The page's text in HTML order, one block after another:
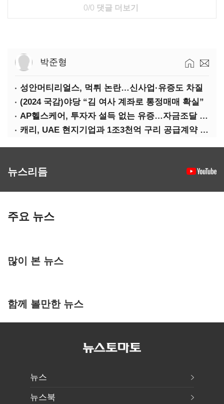
0/0 댓글 더보기
박준형
성안머티리얼스, 먹튀 논란…신사업·유증도 차질
(2024 국감)야당 “김 여사 계좌로 통정매매 확실”
AP헬스케어, 투자자 설득 없는 유증…자금조달 ‘빨간불’
캐리, UAE 현지기업과 1조3천억 구리 공급계약 체결
뉴스리듬
주요 뉴스
많이 본 뉴스
함께 볼만한 뉴스
뉴스
뉴스북